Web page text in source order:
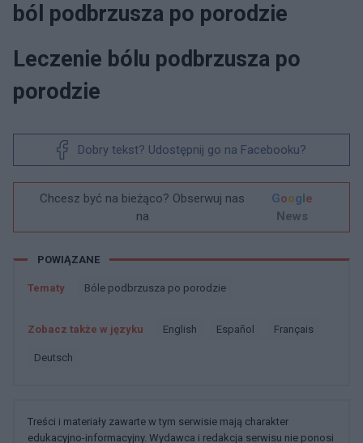
ból podbrzusza po porodzie
Leczenie bólu podbrzusza po
porodzie
Dobry tekst? Udostępnij go na Facebooku?
Chcesz być na bieżąco? Obserwuj nas
na
Google
News
POWIĄZANE
Tematy Bóle podbrzusza po porodzie
Zobacz także w języku english español français
deutsch
Treści i materiały zawarte w tym serwisie mają charakter
edukacyjno-informacyjny. Wydawca i redakcja serwisu nie ponosi